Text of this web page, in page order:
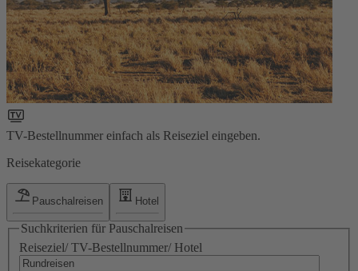
TV-Bestellnummer einfach als Reiseziel eingeben.
Reisekategorie
Pauschalreisen Hotel
Suchkriterien für Pauschalreisen
Reiseziel/ TV-Bestellnummer/ Hotel